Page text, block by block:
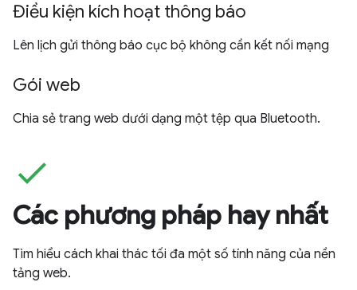
Điều kiện kích hoạt thông báo
Lên lịch gửi thông báo cục bộ không cần kết nối mạng
Gói web
Chia sẻ trang web dưới dạng một tệp qua Bluetooth.
check
Các phương pháp hay nhất
Tìm hiểu cách khai thác tối đa một số tính năng của nền
tảng web.